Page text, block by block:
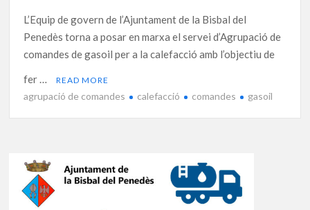
L’Equip de govern de l’Ajuntament de la Bisbal del
Penedès torna a posar en marxa el servei d’Agrupació de
comandes de gasoil per a la calefacció amb l’objectiu de
fer …
READ MORE
agrupació de comandes calefacció comandes gasoil